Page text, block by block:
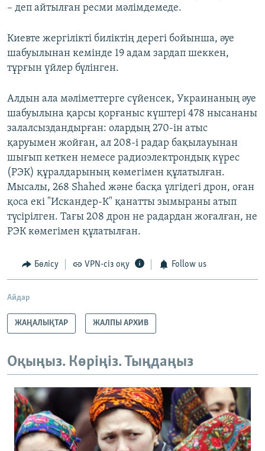
– деп айтылған ресми мәлімдемеде.
Киевте жергілікті биліктің дерегі бойынша, әуе
шабуылынан кемінде 19 адам зардап шеккен,
тұрғын үйлер бүлінген.
Алдын ала мәліметтерге сүйенсек, Украинаның әуе
шабуылына қарсы қорғаныс күштері 478 нысананы
залалсыздандырған: олардың 270-ін атыс
қаруымен жойған, ал 208-і радар бақылауынан
шығып кеткен немесе радиоэлектрондық күрес
(РЭК) құралдарының көмегімен құлатылған.
Мысалы, 268 Shahed және басқа үлгідегі дрон, оған
қоса екі "Искандер-К" қанатты зымыраны атып
түсірілген. Тағы 208 дрон не радардан жоғалған, не
РЭК көмегімен құлатылған.
Бөлісу VPN-сіз оқу Follow us
Айдар
ЖАҢАЛЫҚТАР ЖАЛПЫ АРХИВ
Оқыңыз. Көріңіз. Тыңдаңыз